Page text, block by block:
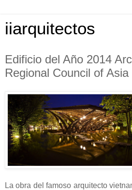
iiarquitectos
Edificio del Año 2014
Regional Council of Asia
La obra del famoso arquitecto